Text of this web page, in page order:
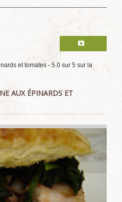
et tomates - 5.0 sur 5 sur la
AUX ÉPINARDS ET